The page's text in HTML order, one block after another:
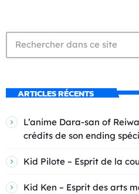
ARTICLES RÉCENTS
L’anime Dara-san of
crédits de son ending
Kid Pilote – Esprit de la
Kid Ken – Esprit des arts